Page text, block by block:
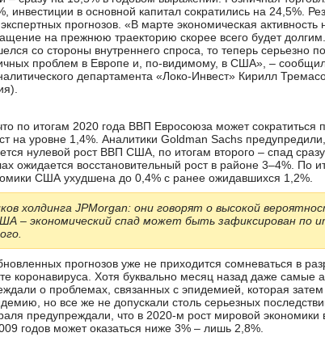
инвестиции в основной капитал сократились на 24,5%.
прогнозов. «В марте экономическая активность
на прежнюю траекторию скорее всего будет
со стороны внутреннего спроса, то теперь серьезно
проблем в Европе и, по-видимому, в США», –
департамента «Локо-Инвест» Кирилл
по итогам 2020 года ВВП Евросоюза может сократиться
на уровне 1,4%. Аналитики Goldman Sachs
нулевой рост ВВП США, по итогам второго – спад
ожидается восстановительный рост в районе 3–4%. По
США ухудшена до 0,4% с ранее ожидавшихся 1,2%.
холдинга JPMorgan: они говорят о высокой
– экономический спад может быть зафиксирован по
прогнозов уже не приходится сомневаться в
коронавируса. Хотя буквально месяц назад даже самые
о проблемах, связанных с эпидемией, которая
но все же не допускали столь серьезных
предупреждали, что в 2020-м рост мировой экономики
годов может оказаться ниже 3% – лишь 2,8%.